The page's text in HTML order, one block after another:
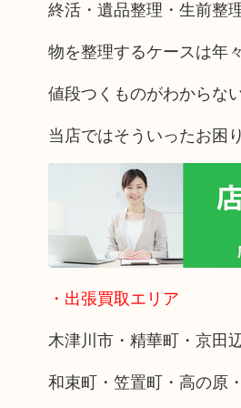
終活・遺品整理・生前整
物を整理するケースは年
値段つくものがわからな
当店ではそういったお困
・出張買取エリア
木津川市・精華町・京田
和束町・笠置町・高の原